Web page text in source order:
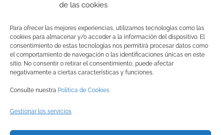
de las cookies
Para ofrecer las mejores experiencias, utilizamos tecnologías como las
cookies para almacenar y/o acceder a la información del dispositivo. El
consentimiento de estas tecnologías nos permitirá procesar datos como
el comportamiento de navegación o las identificaciones únicas en este
sitio. No consentir o retirar el consentimiento, puede afectar
negativamente a ciertas características y funciones.
Consulte nuestra Política de Cookies
Gestionar los servicios
inusual (policía, bomberos, personal de tiendas de
alimentación y supermercados…).
A tod@s ell@s
¡MUCHAS GRACIAS!